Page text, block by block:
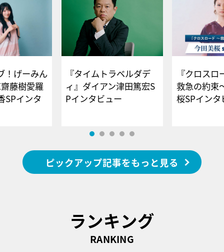
！げーみん
藤樹愛羅
SPインタ
『タイムトラベルダデ
ィ』ダイアン津田篤宏S
Pインタビュー
『クロス
救急の約束
桜SPイ
ピックアップ記事をもっと見る
ランキング
RANKING